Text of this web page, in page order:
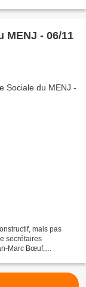
MENJ - 06/11
mais pas
secrétaires
Marc Bœuf,